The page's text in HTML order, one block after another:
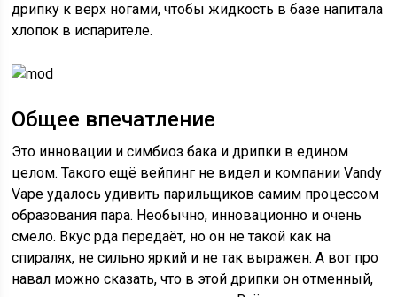
дрипку к верх ногами, чтобы жидкость в базе напитала
хлопок в испарителе.
Общее впечатление
Это инновации и симбиоз бака и дрипки в едином
целом. Такого ещё вейпинг не видел и компании Vandy
Vape удалось удивить парильщиков самим процессом
образования пара. Необычно, инновационно и очень
смело. Вкус рда передаёт, но он не такой как на
спиралях, не сильно яркий и не так выражен. А вот про
навал можно сказать, что в этой дрипки он отменный,